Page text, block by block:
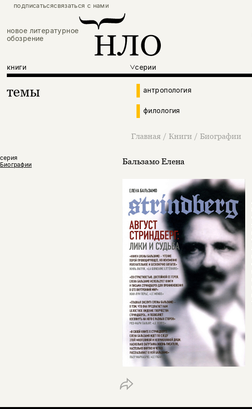
подписатьсясвязаться с нами
новое литературное
обозрение
книги серии
темы антропология
филология
Главная / Книги / Биографии
серия
Биографии
Бальзамо Елена